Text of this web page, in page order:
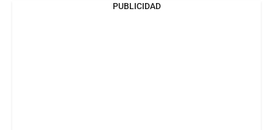
PUBLICIDAD